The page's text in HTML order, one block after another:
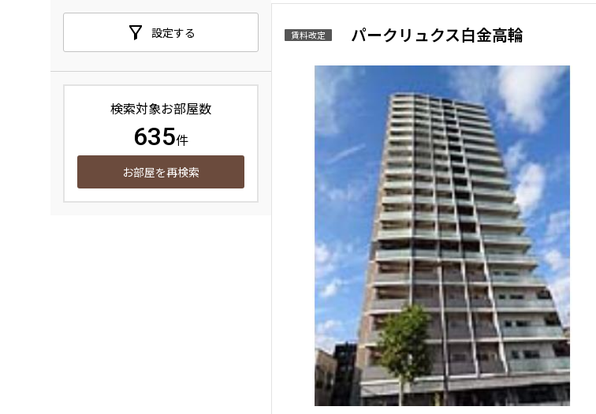
設定する
検索対象お部屋数
635件
お部屋を再検索
賃料改定 パークリュクス白金高輪